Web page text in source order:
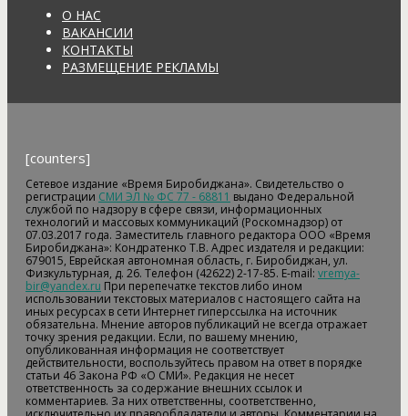
О НАС
ВАКАНСИИ
КОНТАКТЫ
РАЗМЕЩЕНИЕ РЕКЛАМЫ
[counters]
Сетевое издание «Время Биробиджана». Свидетельство о
регистрации СМИ ЭЛ № ФС 77 - 68811 выдано Федеральной
службой по надзору в сфере связи, информационных
технологий и массовых коммуникаций (Роскомнадзор) от
07.03.2017 года. Заместитель главного редактора ООО «Время
Биробиджана»: Кондратенко Т.В. Адрес издателя и редакции:
679015, Еврейская автономная область, г. Биробиджан, ул.
Физкультурная, д. 26. Телефон (42622) 2-17-85. E-mail: vremya-
bir@yandex.ru При перепечатке текстов либо ином
использовании текстовых материалов с настоящего сайта на
иных ресурсах в сети Интернет гиперссылка на источник
обязательна. Мнение авторов публикаций не всегда отражает
точку зрения редакции. Если, по вашему мнению,
опубликованная информация не соответствует
действительности, воспользуйтесь правом на ответ в порядке
статьи 46 Закона РФ «О СМИ». Редакция не несет
ответственность за содержание внешних ссылок и
комментариев. За них ответственны, соответственно,